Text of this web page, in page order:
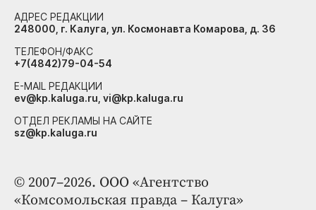
© 2007–2026. ООО «Агентство
«Комсомольская правда – Калуга»
АДРЕС РЕДАКЦИИ
248000, г. Калуга, ул. Космонавта Комарова, д. 36
ТЕЛЕФОН/ФАКС
+7(4842)79-04-54
E-MAIL РЕДАКЦИИ
ev@kp.kaluga.ru, vi@kp.kaluga.ru
ОТДЕЛ РЕКЛАМЫ НА САЙТЕ
sz@kp.kaluga.ru